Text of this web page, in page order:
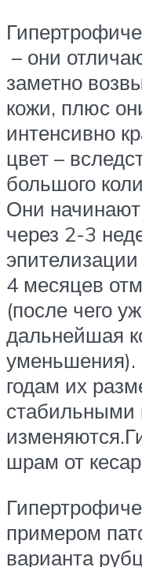
– они
заметно
кожи, плюс
интенсивно
цвет –
большого
Они
через 2-3
4 месяцев
(после чего
дальнейшая
годам их
стабильными
шрам от
примером
варианта